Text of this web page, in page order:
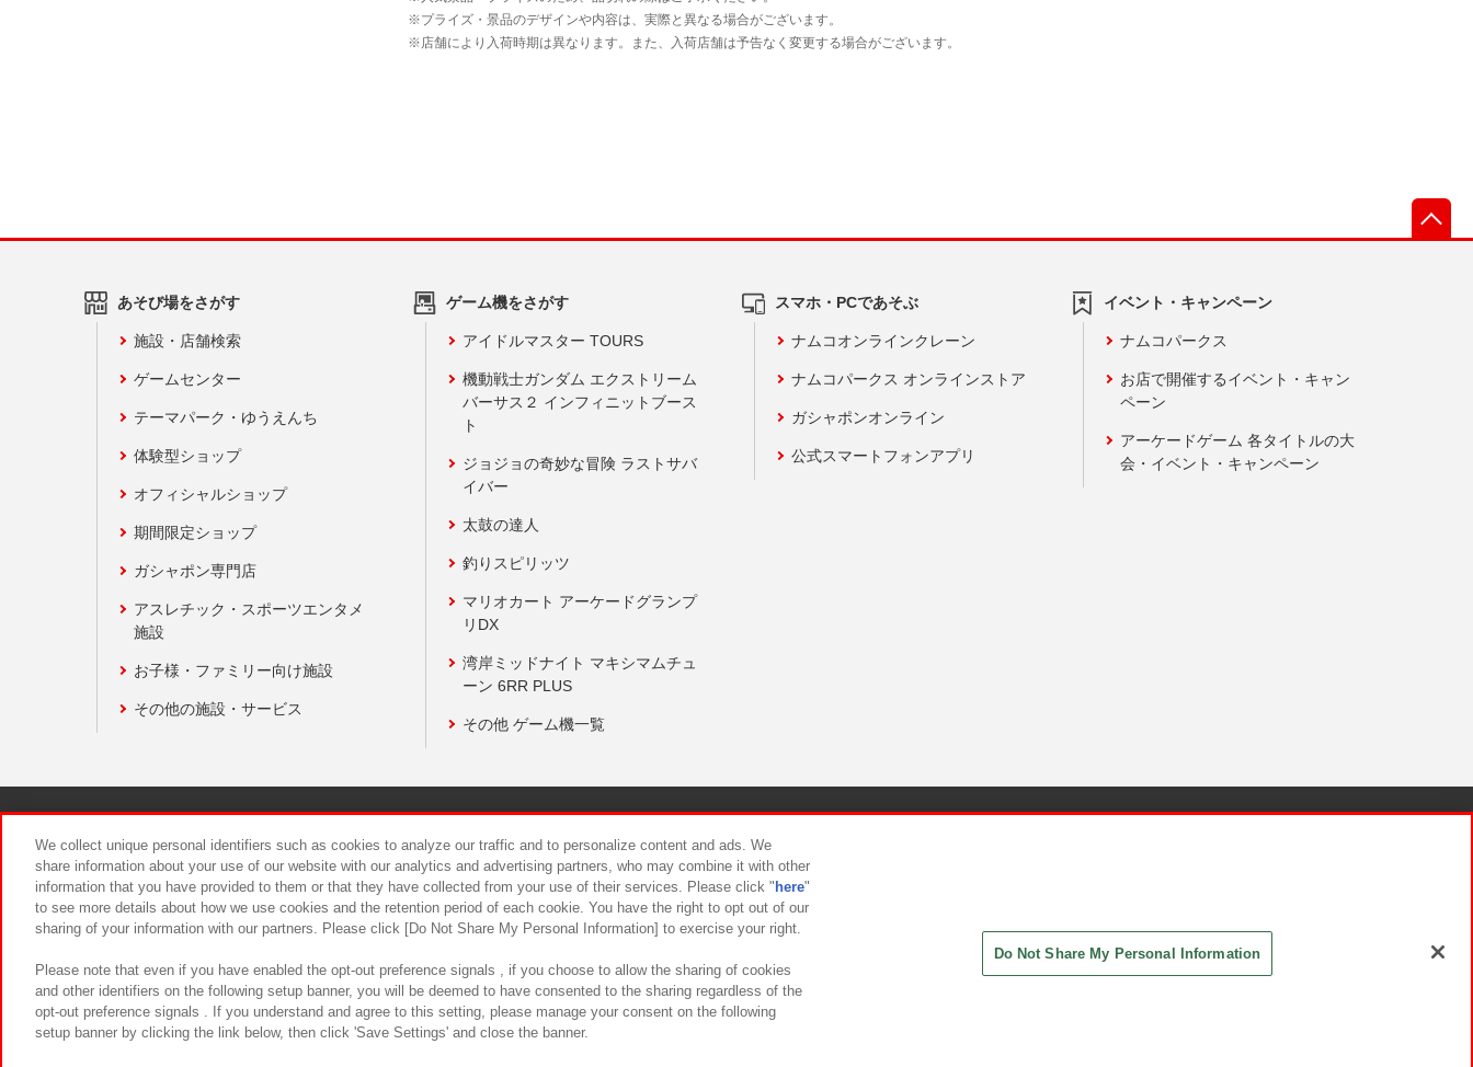
あそび場をさがす
施設・店舗検索
ゲームセンター
テーマパーク・ゆうえんち
体験型ショップ
オフィシャルショップ
期間限定ショップ
ガシャポン専門店
アスレチック・スポーツエンタメ
施設
お子様・ファミリー向け施設
その他の施設・サービス
ゲーム機をさがす
アイドルマスター TOURS
機動戦士ガンダム エクストリーム
バーサス２ インフィニットブース
ト
ジョジョの奇妙な冒険 ラストサバ
イバー
太鼓の達人
釣りスピリッツ
マリオカート アーケードグランプ
リDX
湾岸ミッドナイト マキシマムチュ
ーン 6RR PLUS
その他 ゲーム機一覧
スマホ・PCであそぶ
ナムコオンラインクレーン
ナムコパークス オンラインストア
ガシャポンオンライン
公式スマートフォンアプリ
イベント・キャンペーン
ナムコパークス
お店で開催するイベント・キャン
ペーン
アーケードゲーム 各タイトルの大
会・イベント・キャンペーン
食品のご提供について カスタマーハラスメント対応方針
We collect unique personal identifiers such as cookies to analyze our traffic and to personalize content and ads. We
share information about your use of our website with our analytics and advertising partners, who may combine it with other
information that you have provided to them or that they have collected from your use of their services. Please click " here"
to see more details about how we use cookies and the retention period of each cookie. You have the right to opt out of our
sharing of your information with our partners. Please click [Do Not Share My Personal Information] to exercise your right.
Please note that even if you have enabled the opt-out preference signals , if you choose to allow the sharing of cookies
and other identifiers on the following setup banner, you will be deemed to have consented to the sharing regardless of the
opt-out preference signals . If you understand and agree to this setting, please manage your consent on the following
setup banner by clicking the link below, then click 'Save Settings' and close the banner.
Do Not Share My Personal Information